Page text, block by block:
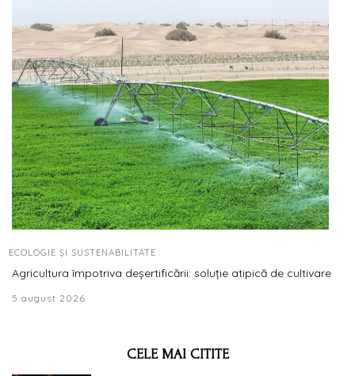
ECOLOGIE ȘI SUSTENABILITATE
Agricultura împotriva deșertificării: soluție atipică de cultivare
5 august 2026
CELE MAI CITITE